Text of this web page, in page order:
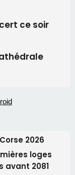
ce soir
2026
loges
avant 2081